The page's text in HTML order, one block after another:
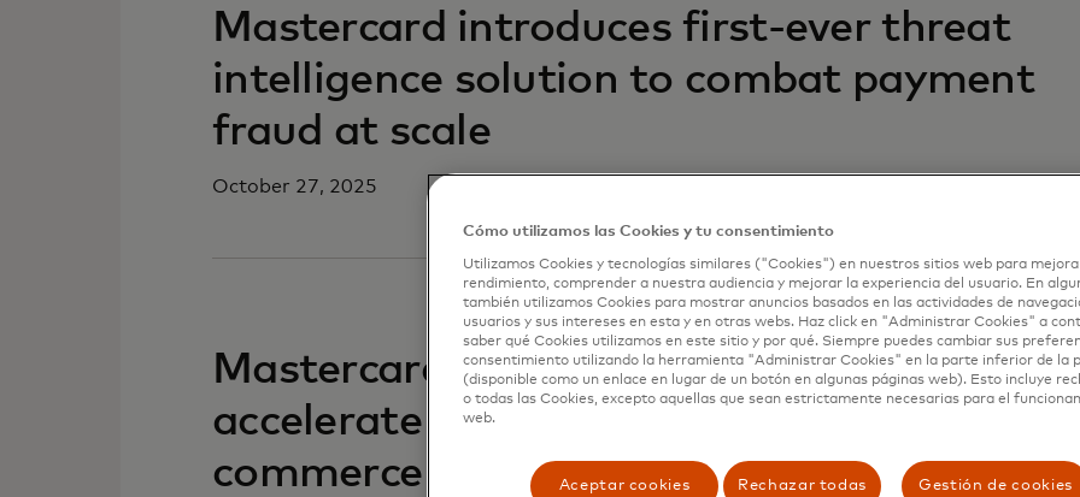
Mastercard introduces first-ever threat
intelligence solution to combat payment
fraud at scale
October 27, 2025
Mastercard and PayPal join forces to
accelerate secure global agentic
commerce
Cómo utilizamos las Cookies y tu consentimiento
Utilizamos Cookies y tecnologías similares ("Cookies") en nuestros sitios web para
rendimiento, comprender a nuestra audiencia y mejorar la experiencia del usuario. En
también utilizamos Cookies para mostrar anuncios basados ​​en las actividades de
usuarios y sus intereses en esta y en otras webs. Haz click en "Administrar Cookies" a
saber qué Cookies utilizamos en este sitio y por qué. Siempre puedes cambiar sus
consentimiento utilizando la herramienta "Administrar Cookies" en la parte inferior de la
(disponible como un enlace en lugar de un botón en algunas páginas web). Esto incluye
o todas las Cookies, excepto aquellas que sean estrictamente necesarias para el
web.
Aceptar cookies Rechazar todas Gestión de cookies